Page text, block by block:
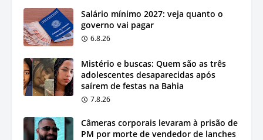
Salário mínimo 2027: veja quanto o
governo vai pagar
6.8.26
Mistério e buscas: Quem são as três
adolescentes desaparecidas após
saírem de festas na Bahia
7.8.26
Câmeras corporais levaram à prisão de
PM por morte de vendedor de lanches